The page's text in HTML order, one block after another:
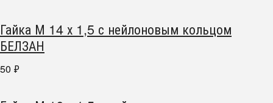
Гайка М 14 х 1,5 с нейлоновым кольцом
БЕЛЗАН
50 ₽